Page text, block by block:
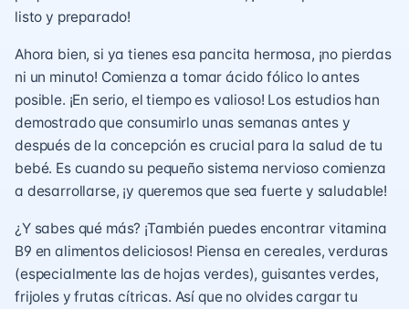
listo y preparado!
Ahora bien, si ya tienes esa pancita hermosa, ¡no pierdas
ni un minuto! Comienza a tomar ácido fólico lo antes
posible. ¡En serio, el tiempo es valioso! Los estudios han
demostrado que consumirlo unas semanas antes y
después de la concepción es crucial para la salud de tu
bebé. Es cuando su pequeño sistema nervioso comienza
a desarrollarse, ¡y queremos que sea fuerte y saludable!
¿Y sabes qué más? ¡También puedes encontrar vitamina
B9 en alimentos deliciosos! Piensa en cereales, verduras
(especialmente las de hojas verdes), guisantes verdes,
frijoles y frutas cítricas. Así que no olvides cargar tu